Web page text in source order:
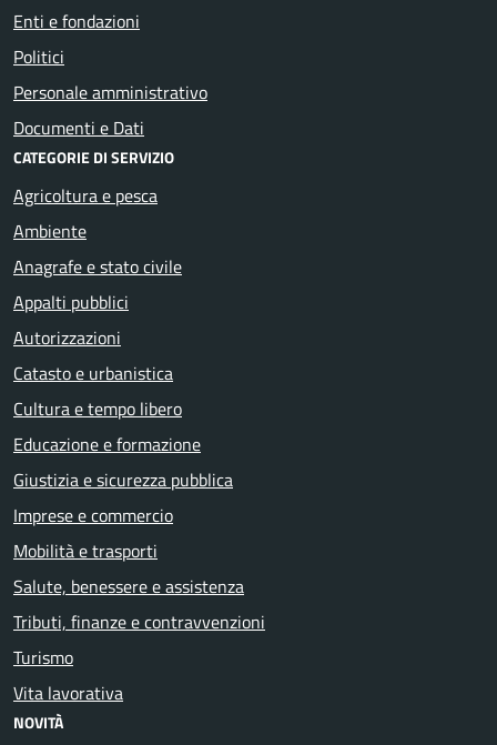
Enti e fondazioni
Politici
Personale amministrativo
Documenti e Dati
CATEGORIE DI SERVIZIO
Agricoltura e pesca
Ambiente
Anagrafe e stato civile
Appalti pubblici
Autorizzazioni
Catasto e urbanistica
Cultura e tempo libero
Educazione e formazione
Giustizia e sicurezza pubblica
Imprese e commercio
Mobilità e trasporti
Salute, benessere e assistenza
Tributi, finanze e contravvenzioni
Turismo
Vita lavorativa
NOVITÀ